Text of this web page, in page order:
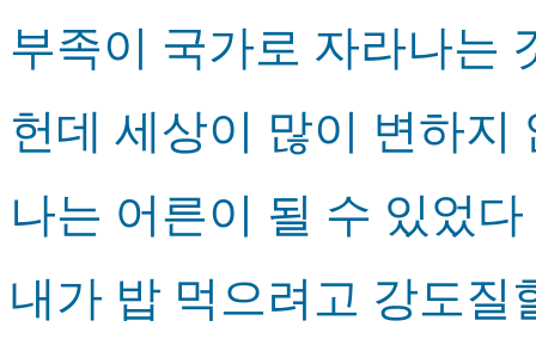
부족이 국가로 자라나는
헌데 세상이 많이 변하지
나는 어른이 될 수 있었다
내가 밥 먹으려고 강도질